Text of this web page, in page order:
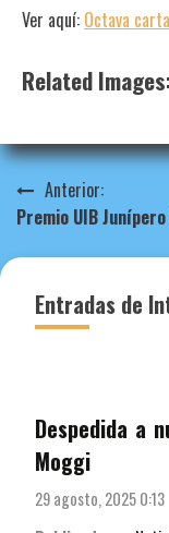
Ver aquí: Octava
Related
Navegación
de
Anterior:
Premio UIB
Entradas de
Despedida a
Moggi
29 agosto, 2025 0:13